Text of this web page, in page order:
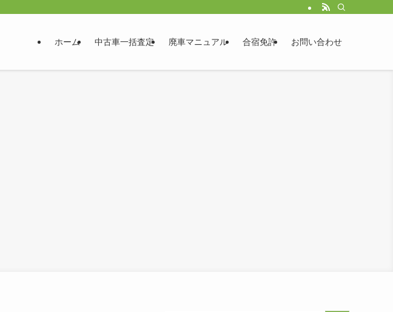
ホーム 中古車一括査定 廃車マニュアル 合宿免許 お問い合わせ